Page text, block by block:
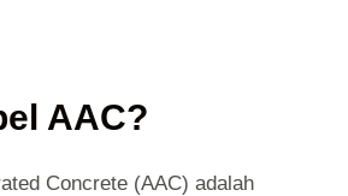
AAC?
Concrete (AAC) adalah